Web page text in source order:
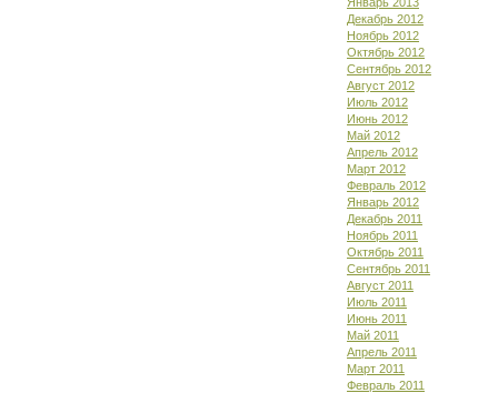
Декабрь 2012
Ноябрь 2012
Октябрь 2012
Сентябрь 2012
Август 2012
Июль 2012
Июнь 2012
Май 2012
Апрель 2012
Март 2012
Февраль 2012
Январь 2012
Декабрь 2011
Ноябрь 2011
Октябрь 2011
Сентябрь 2011
Август 2011
Июль 2011
Июнь 2011
Май 2011
Апрель 2011
Март 2011
Февраль 2011